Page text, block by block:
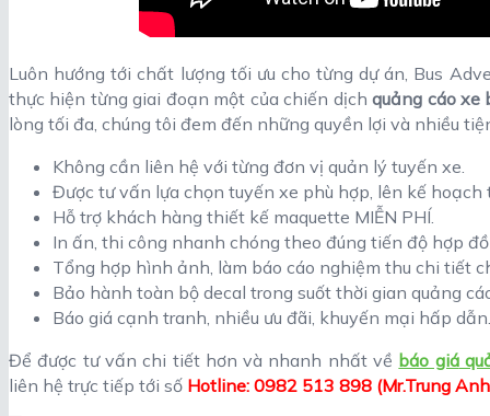
Luôn hướng tới chất lượng tối ưu cho từng dự án, Bus
thực hiện từng giai đoạn một của chiến dịchquảng cáo xe
lòng tối đa, chúng tôi đem đến những quyền lợi và nhiều
Không cần liên hệ với từng đơn vị quản lý tuyến xe.
Được tư vấn lựa chọn tuyến xe phù hợp, lên kế hoạch
Hỗ trợ khách hàng thiết kế maquette MIỄN PHÍ.
In ấn, thi công nhanh chóng theo đúng tiến độ hợp
Tổng hợp hình ảnh, làm báo cáo nghiệm thu chi tiết
Bảo hành toàn bộ decal trong suốt thời gian quảng
Báo giá cạnh tranh, nhiều ưu đãi, khuyến mại hấp dẫn.
Để được tư vấn chi tiết hơn và nhanh nhất về báo giá
liên hệ trực tiếp tới số Hotline: 0982 513 898 (Mr.Trung